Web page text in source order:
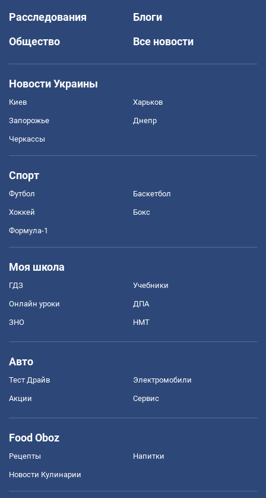
Расследования
Блоги
Общество
Все новости
Новости Украины
Киев Харьков
Запорожье Днепр
Черкассы
Спорт
Футбол Баскетбол
Хоккей Бокс
Формула-1
Моя школа
ГДЗ Учебники
Онлайн уроки ДПА
ЗНО НМТ
Авто
Тест Драйв Электромобили
Акции Сервис
Food Oboz
Рецепты Напитки
Новости Кулинарии